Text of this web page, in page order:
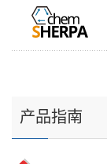
产品指南